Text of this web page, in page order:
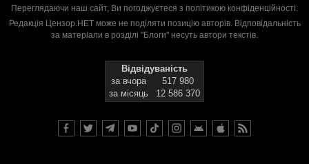
Переглядаючи наш сайт, Ви погоджуєтеся з політикою конфіденційності.
Редакція Цензор.НЕТ може не поділяти позицію авторів. Відповідальність
за матеріали в розділі "Блоги" несуть автори текстів.
Відвідуваність
за вчора
517 980
за місяць
12 586 370